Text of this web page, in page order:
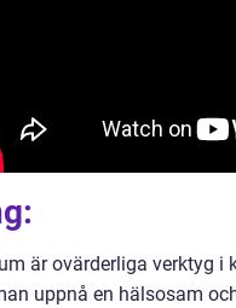
är ovärderliga verktyg
uppnå en hälsosam